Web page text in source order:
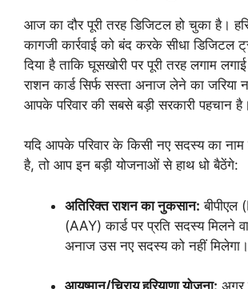
आज का दौर पूरी तरह डिजिटल हो चुका है।
कागजी कार्रवाई को बंद करके सीधा डिजिटल
दिया है ताकि घूसखोरी पर पूरी तरह लगाम
राशन कार्ड सिर्फ सस्ता अनाज लेने का जरिया
आपके परिवार की सबसे बड़ी सरकारी पहचान है।
यदि आपके परिवार के किसी नए सदस्य का
है, तो आप इन बड़ी योजनाओं से हाथ धो बैठेंगे:
अतिरिक्त राशन का नुकसान: बीपीएल
(AAY) कार्ड पर प्रति सदस्य मिलने
अनाज उस नए सदस्य को नहीं मिलेगा।